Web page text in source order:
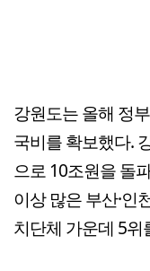
강원도는 올해 정
국비를 확보했다.
으로 10조원을 돌
이상 많은 부산·인
치단체 가운데 5위